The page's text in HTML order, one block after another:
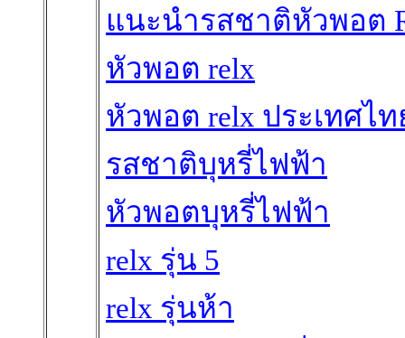
แนะนำรสชาติหัวพอต
หัวพอต relx
หัวพอต relx ประเทศไท
รสชาติบุหรี่ไฟฟ้า
หัวพอตบุหรี่ไฟฟ้า
relx รุ่น 5
relx รุ่นห้า